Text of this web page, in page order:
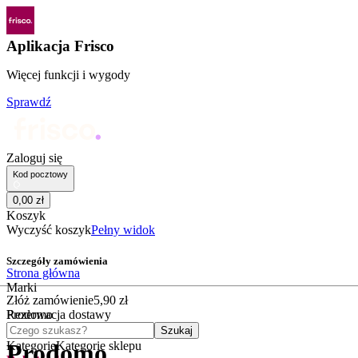
Aplikacja Frisco
Więcej funkcji i wygody
Sprawdź
Zaloguj się
Kod pocztowy
0,00 zł
Koszyk
Wyczyść koszykPełny widok
Szczegóły zamówienia
Złóż zamówienie5,90 zł
Rezerwacja dostawy
Czego szukasz?
Szukaj
KategorieKategorie sklepu
Strona główna
Marki
Prodomo